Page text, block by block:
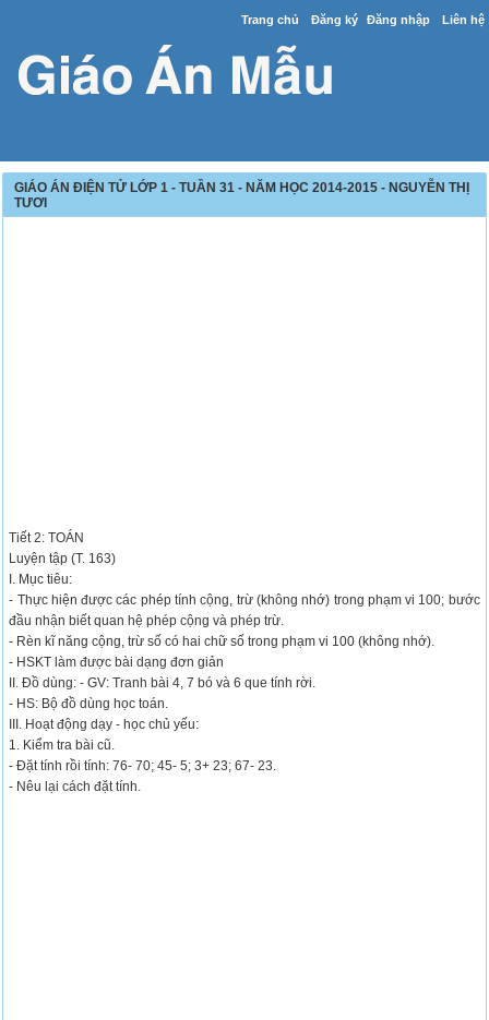
Trang chủ Đăng ký Đăng nhập Liên hệ
GIÁO ÁN ĐIỆN TỬ LỚP 1 - TUẦN 31 - NĂM HỌC 2014-2015 - NGUYỄN THỊ
TƯƠI
Tiết 2: TOÁN
Luyện tập (T. 163)
I. Mục tiêu:
- Thực hiện được các phép tính cộng, trừ (không nhớ) trong phạm vi 100; bước
đầu nhận biết quan hệ phép cộng và phép trừ.
- Rèn kĩ năng cộng, trừ số có hai chữ số trong phạm vi 100 (không nhớ).
- HSKT làm được bài dạng đơn giản
II. Đồ dùng: - GV: Tranh bài 4, 7 bó và 6 que tính rời.
- HS: Bộ đồ dùng học toán.
III. Hoạt động dạy - học chủ yếu:
1. Kiểm tra bài cũ.
- Đặt tính rồi tính: 76- 70; 45- 5; 3+ 23; 67- 23.
- Nêu lại cách đặt tính.